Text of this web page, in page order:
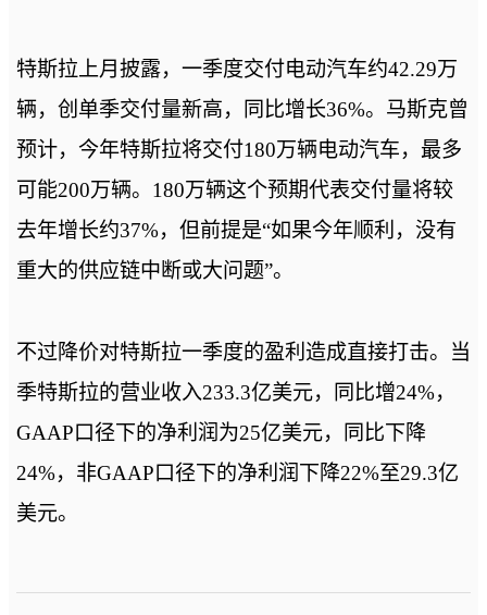
特斯拉上月披露，一季度交付电动汽车约42.29万
辆，创单季交付量新高，同比增长36%。马斯克曾
预计，今年特斯拉将交付180万辆电动汽车，最多
可能200万辆。180万辆这个预期代表交付量将较
去年增长约37%，但前提是“如果今年顺利，没有
重大的供应链中断或大问题”。
不过降价对特斯拉一季度的盈利造成直接打击。当
季特斯拉的营业收入233.3亿美元，同比增24%，
GAAP口径下的净利润为25亿美元，同比下降
24%，非GAAP口径下的净利润下降22%至29.3亿
美元。